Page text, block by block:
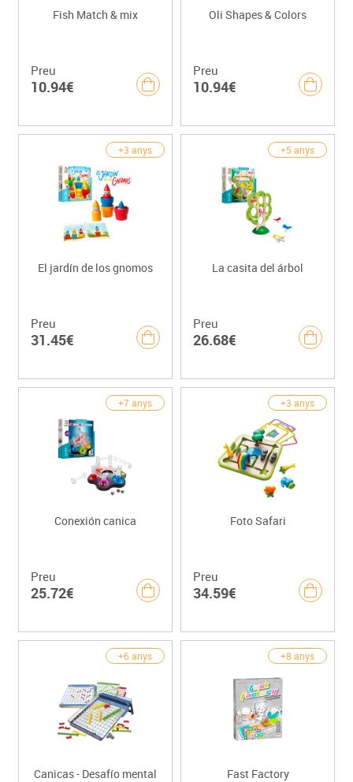
Fish Match & mix
Preu
10.94€
Oli Shapes & Colors
Preu
10.94€
+3 anys
El jardín de los gnomos
Preu
31.45€
+5 anys
La casita del árbol
Preu
26.68€
+7 anys
Conexión canica
Preu
25.72€
+3 anys
Foto Safari
Preu
34.59€
+6 anys
Canicas - Desafío mental
+8 anys
Fast Factory